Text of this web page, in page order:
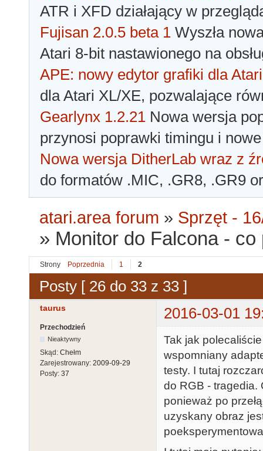
ATR i XFD działający w
Fujisan 2.0.5 beta 1 Wyszła
Atari 8-bit nastawionego na
APE: nowy edytor grafiki dla Atari
dla Atari XL/XE, pozwalające
Gearlynx 1.2.21 Nowa wersja
przynosi poprawki timingu i
Nowa wersja DitherLab wraz z
do formatów .MIC, .GR8, .GR9
atari.area forum » Sprzęt -
» Monitor do Falcona - co
Strony Poprzednia 1 2
Posty [ 26 do 33 z 33 ]
taurus 2016-03-01
Przechodzień
Nieaktywny
Skąd: Chełm
Zarejestrowany: 2009-09-29
Posty: 37
Tak jak
wspomniany
testy. I tutaj
do RGB - tragedia.
ponieważ po
uzyskany obraz